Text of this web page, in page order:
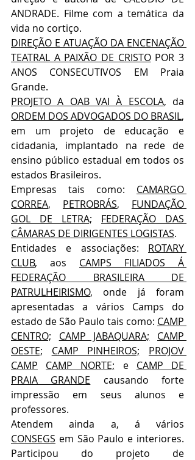
ANDRADE. Filme com a temática da
vida no cortiço.
DIREÇÃO E ATUAÇÃO DA ENCENAÇÃO
TEATRAL A PAIXÃO DE CRISTO POR 3
ANOS CONSECUTIVOS EM Praia
Grande.
PROJETO A OAB VAI À ESCOLA
ORDEM DOS ADVOGADOS DO BRASIL,
em um projeto de educação e
cidadania, implantado na rede de
ensino público estadual em todos os
estados Brasileiros.
Empresas tais como: CAMARGO
CORREA, PETROBRÁS, FUNDAÇÃO
GOL DE LETRA;
FEDERAÇÃO DAS
CÂMARAS DE DIRIGENTES LOGISTAS.
Entidades e associações: ROTARY
CLUB, aos CAMPS FILIADOS Á
FEDERAÇÃO BRASILEIRA DE
PATRULHEIRISMO, onde já foram
apresentadas a vários Camps do
estado de São Paulo tais como: CAMP
CENTRO;
CAMP JABAQUARA;
CAMP
OESTE;
CAMP PINHEIROS;
PROJOV
CAMP
CAMP NORTE; e CAMP DE
PRAIA GRANDE causando forte
impressão em seus alunos e
professores.
CONSEGS em São Paulo e interiores.